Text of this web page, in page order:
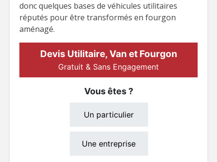
donc quelques bases de véhicules utilitaires
réputés pour être transformés en fourgon
aménagé.